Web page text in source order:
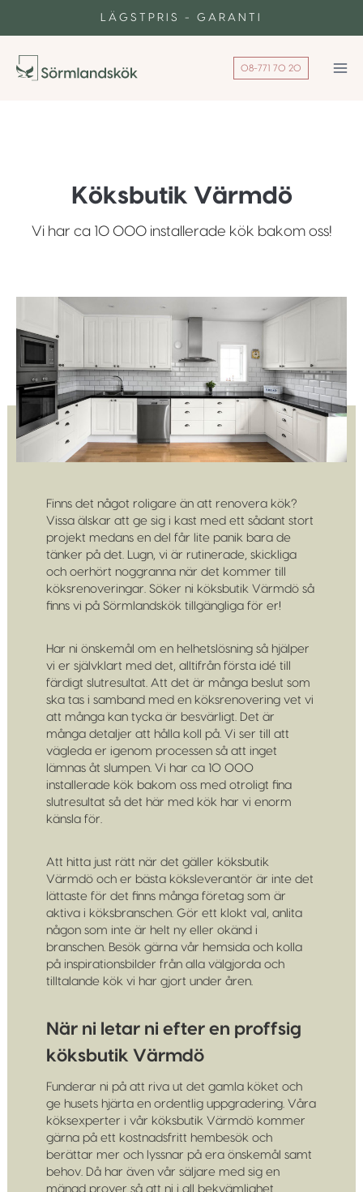
LÄGSTPRIS - GARANTI
08-771 70 20
Köksbutik Värmdö
Vi har ca 10 000 installerade kök bakom oss!
Finns det något roligare än att renovera kök?
Vissa älskar att ge sig i kast med ett sådant stort
projekt medans en del får lite panik bara de
tänker på det. Lugn, vi är rutinerade, skickliga
och oerhört noggranna när det kommer till
köksrenoveringar. Söker ni köksbutik Värmdö så
finns vi på Sörmlandskök tillgängliga för er!
Har ni önskemål om en helhetslösning så hjälper
vi er självklart med det, alltifrån första idé till
färdigt slutresultat. Att det är många beslut som
ska tas i samband med en köksrenovering vet vi
att många kan tycka är besvärligt. Det är
många detaljer att hålla koll på. Vi ser till att
vägleda er igenom processen så att inget
lämnas åt slumpen. Vi har ca 10 000
installerade kök bakom oss med otroligt fina
slutresultat så det här med kök har vi enorm
känsla för.
Att hitta just rätt när det gäller köksbutik
Värmdö och er bästa köksleverantör är inte det
lättaste för det finns många företag som är
aktiva i köksbranschen. Gör ett klokt val, anlita
någon som inte är helt ny eller okänd i
branschen. Besök gärna vår hemsida och kolla
på inspirationsbilder från alla välgjorda och
tilltalande kök vi har gjort under åren.
När ni letar ni efter en proffsig
köksbutik Värmdö
Funderar ni på att riva ut det gamla köket och
ge husets hjärta en ordentlig uppgradering. Våra
köksexperter i vår köksbutik Värmdö kommer
gärna på ett kostnadsfritt hembesök och
berättar mer och lyssnar på era önskemål samt
behov. Då har även vår säljare med sig en
mängd prover så att ni i all bekvämlighet